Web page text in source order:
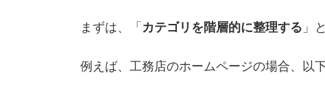
まずは、「カテゴリを階層的に整理する 」
例えば、工務店のホームページの場合、以